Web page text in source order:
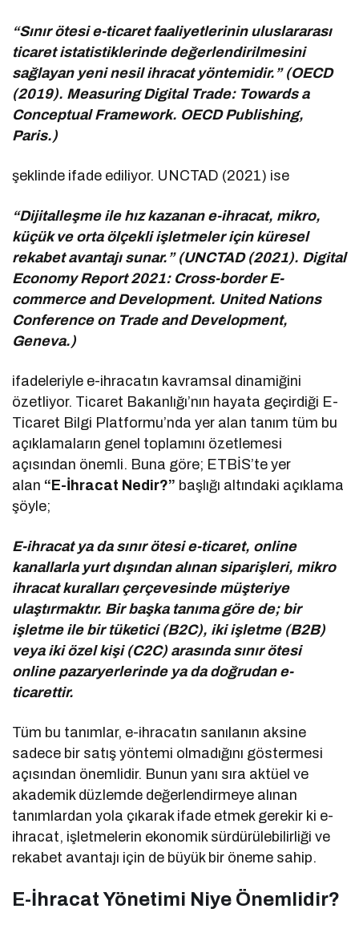
“Sınır ötesi e-ticaret faaliyetlerinin uluslararası
ticaret istatistiklerinde değerlendirilmesini
sağlayan yeni nesil ihracat yöntemidir.” (OECD
(2019). Measuring Digital Trade: Towards a
Conceptual Framework. OECD Publishing,
Paris.)
şeklinde ifade ediliyor. UNCTAD (2021) ise
“Dijitalleşme ile hız kazanan e-ihracat, mikro,
küçük ve orta ölçekli işletmeler için küresel
rekabet avantajı sunar.” (UNCTAD (2021). Digital
Economy Report 2021: Cross-border E-
commerce and Development. United Nations
Conference on Trade and Development,
Geneva.)
ifadeleriyle e-ihracatın kavramsal dinamiğini
özetliyor. Ticaret Bakanlığı’nın hayata geçirdiği E-
Ticaret Bilgi Platformu’nda yer alan tanım tüm bu
açıklamaların genel toplamını özetlemesi
açısından önemli. Buna göre; ETBİS’te yer
alan “E-İhracat Nedir?” başlığı altındaki açıklama
şöyle;
E-ihracat ya da sınır ötesi e-ticaret, online
kanallarla yurt dışından alınan siparişleri, mikro
ihracat kuralları çerçevesinde müşteriye
ulaştırmaktır. Bir başka tanıma göre de; bir
işletme ile bir tüketici (B2C), iki işletme (B2B)
veya iki özel kişi (C2C) arasında sınır ötesi
online pazaryerlerinde ya da doğrudan e-
ticarettir.
Tüm bu tanımlar, e-ihracatın sanılanın aksine
sadece bir satış yöntemi olmadığını göstermesi
açısından önemlidir. Bunun yanı sıra aktüel ve
akademik düzlemde değerlendirmeye alınan
tanımlardan yola çıkarak ifade etmek gerekir ki e-
ihracat, işletmelerin ekonomik sürdürülebilirliği ve
rekabet avantajı için de büyük bir öneme sahip.
E-İhracat Yönetimi Niye Önemlidir?